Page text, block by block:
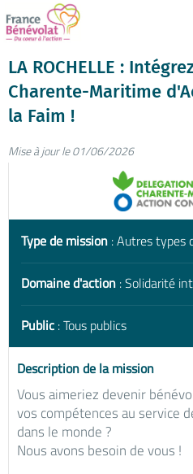
LA ROCHELLE :
Charente-Maritime
la Faim !
Mise à jour le 01/06/2026
Type de mission : Autres types
Domaine d'action : Solidarité
Public : Tous publics
Description de la mission
Vous aimeriez devenir
vos compétences au service
dans le monde ?
Nous avons besoin de vous !